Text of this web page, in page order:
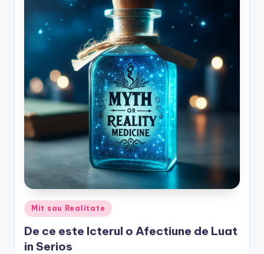
Posted
in
Mit sau Realitate
De ce este Icterul o Afectiune de Luat
in Serios